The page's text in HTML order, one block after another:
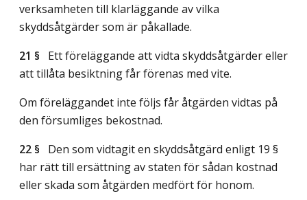
verksamheten till klarläggande av vilka
skyddsåtgärder som är påkallade.
21 § Ett föreläggande att vidta skyddsåtgärder eller
att tillåta besiktning får förenas med vite.
Om föreläggandet inte följs får åtgärden vidtas på
den försumliges bekostnad.
22 § Den som vidtagit en skyddsåtgärd enligt 19 §
har rätt till ersättning av staten för sådan kostnad
eller skada som åtgärden medfört för honom.